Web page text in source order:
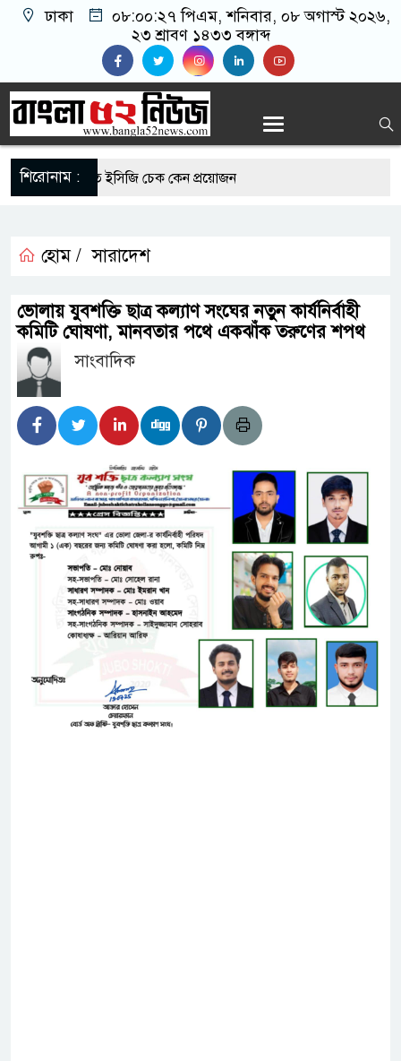
ঢাকা ০৮:০০:২৮ পিএম, শনিবার, ০৮ অগাস্ট ২০২৬,
২৩ শ্রাবণ ১৪৩৩ বঙ্গাব্দ
শিরোনাম :নিয়মিত ইসিজি চেক কেন প্রয়োজন
আহ্বান
মাছে মিলল মাইক্রোপ্লাস্টিক, বেশি কই মাছে
বাড়ীর মোঃ আঃ খালেকের ইন্তেকাল
ব্যবসায়িক অগ্রযাত্রায় নতুন অধ্যায়
স্থিতিশীল সরকার,প্রবাসীদের বিনিয়োগের এখনই
স্থিতিশীল সরকার,প্রবাসীদের বিনিয়োগের এখনই
নিচে গাঁজার ড্রাম, মাদক কারবারি আটক
বাজেট সংশোধনের দাবিতে ফরিদগঞ্জে অহিংস
উঠান বৈঠক
হোম / সারাদেশ
ভোলায় যুবশক্তি ছাত্র কল্যাণ সংঘের নতুন কার্যনির্বাহী
কমিটি ঘোষণা, মানবতার পথে একঝাঁক তরুণের শপথ
সাংবাদিক